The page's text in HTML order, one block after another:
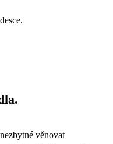
věnovat